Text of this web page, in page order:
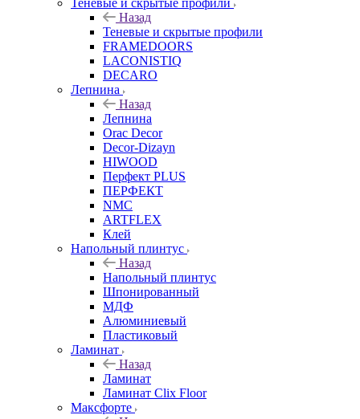
Теневые и скрытые профили
Назад
Теневые и скрытые профили
FRAMEDOORS
LACONISTIQ
DECARO
Лепнина
Назад
Лепнина
Orac Decor
Decor-Dizayn
HIWOOD
Перфект PLUS
ПЕРФЕКТ
NMC
ARTFLEX
Клей
Напольный плинтус
Назад
Напольный плинтус
Шпонированный
МДФ
Алюминиевый
Пластиковый
Ламинат
Назад
Ламинат
Ламинат Clix Floor
Максфорте